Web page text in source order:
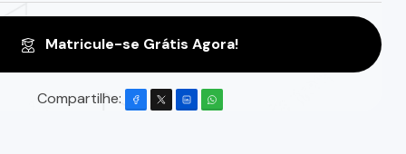
Matricule-se Grátis Agora!
Compartilhe: